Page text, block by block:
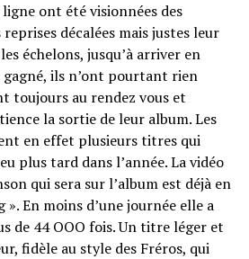
ont été visionnées des
décalées mais justes leur
échelons, jusqu’à arriver en
gagné, ils n’ont pourtant rien
toujours au rendez vous et
la sortie de leur album. Les
en effet plusieurs titres qui
plus tard dans l’année. La vidéo
qui sera sur l’album est déjà en
En moins d’une journée elle a
de 44 OOO fois. Un titre léger et
fidèle au style des Fréros, qui